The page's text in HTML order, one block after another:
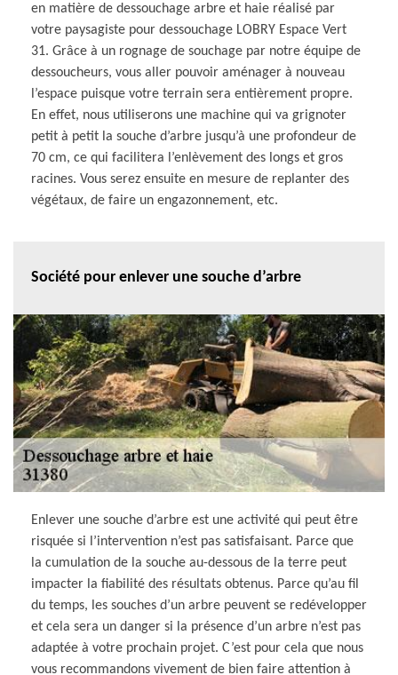
en matière de dessouchage arbre et haie réalisé par
votre paysagiste pour dessouchage LOBRY Espace Vert
31. Grâce à un rognage de souchage par notre équipe de
dessoucheurs, vous aller pouvoir aménager à nouveau
l’espace puisque votre terrain sera entièrement propre.
En effet, nous utiliserons une machine qui va grignoter
petit à petit la souche d’arbre jusqu’à une profondeur de
70 cm, ce qui facilitera l’enlèvement des longs et gros
racines. Vous serez ensuite en mesure de replanter des
végétaux, de faire un engazonnement, etc.
Société pour enlever une souche d’arbre
Enlever une souche d’arbre est une activité qui peut être
risquée si l’intervention n’est pas satisfaisant. Parce que
la cumulation de la souche au-dessous de la terre peut
impacter la fiabilité des résultats obtenus. Parce qu’au fil
du temps, les souches d’un arbre peuvent se redévelopper
et cela sera un danger si la présence d’un arbre n’est pas
adaptée à votre prochain projet. C’est pour cela que nous
vous recommandons vivement de bien faire attention à